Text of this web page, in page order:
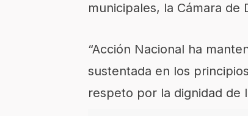
municipales, la Cámara
“Acción Nacional ha
sustentada en los
respeto por la dignidad de